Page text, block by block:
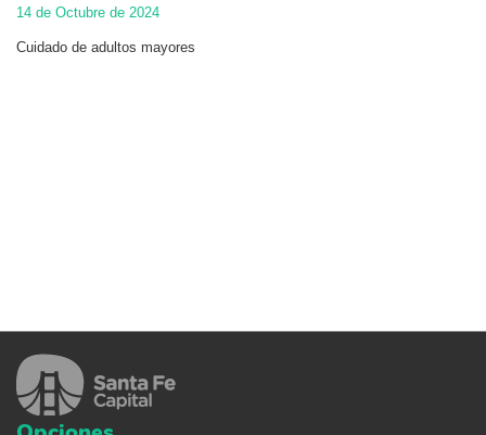
14 de Octubre de 2024
Cuidado de adultos mayores